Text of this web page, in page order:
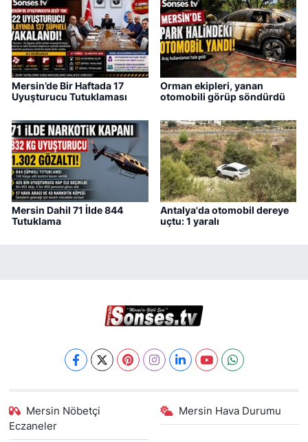
Mersin’de Bir Haftada 17
Uyuşturucu Tutuklaması
Orman ekipleri, yanan
otomobili görüp söndürdü
Mersin Dahil 71 İlde 844
Tutuklama
Antalya'da otomobil dereye
uçtu: 1 yaralı
Mersin Nöbetçi
Eczaneler
Mersin Hava Durumu